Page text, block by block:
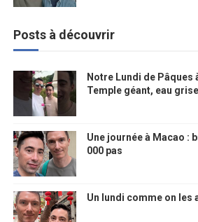
Posts à découvrir
Notre Lundi de Pâques
Temple géant, eau
Une journée à Macao :
000 pas
Un lundi comme on les